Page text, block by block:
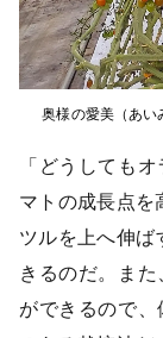
奥様の愛美（あい
「どうしても
マトの成長点を
ツルを上へ伸ば
きるのだ。ま
ができるので